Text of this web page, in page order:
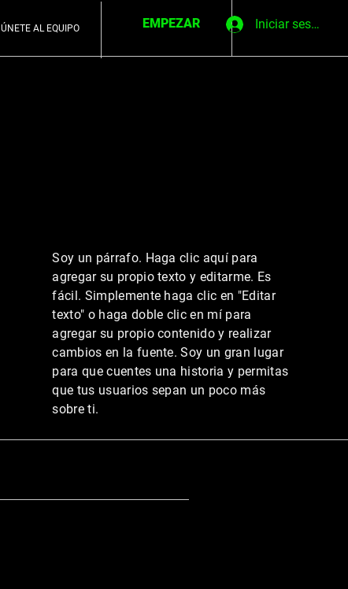
ÚNETE AL EQUIPO EMPEZAR Iniciar sesión
Soy un párrafo. Haga clic aquí para
agregar su propio texto y editarme. Es
fácil. Simplemente haga clic en "Editar
texto" o haga doble clic en mí para
agregar su propio contenido y realizar
cambios en la fuente. Soy un gran lugar
para que cuentes una historia y permitas
que tus usuarios sepan un poco más
sobre ti.